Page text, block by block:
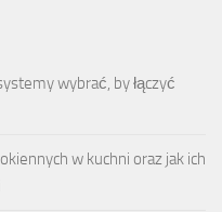
wybrać, by łączyć
w kuchni oraz jak ich